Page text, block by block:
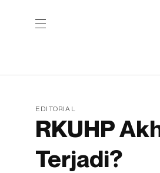
EDITORIAL
RKUHP
Terjadi?